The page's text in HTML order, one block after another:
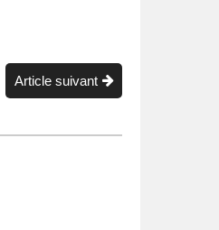
Article suivant